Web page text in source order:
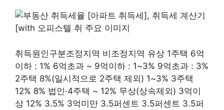
취득원인구분조정지역 비조정지역 유상 1주택 6억
이하 : 1% 6억초과 ~ 9억이하 : 1~3% 9억초과 : 3%
2주택 8%(일시적으로 2주택 제외) 1~3% 3주택
12% 8% 법인·4주택 ~ 12% 무상(상속제외) 3억이
상 12% 3.5% 3억미만 3.5퍼센트 3.5퍼센트 3.5퍼